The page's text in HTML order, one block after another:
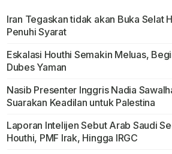
Iran Tegaskan tidak akan Buka Selat
Penuhi Syarat
Eskalasi Houthi Semakin Meluas,
Dubes Yaman
Nasib Presenter Inggris Nadia
Suarakan Keadilan untuk Palestina
Laporan Intelijen Sebut Arab Saudi
Houthi, PMF Irak, Hingga IRGC